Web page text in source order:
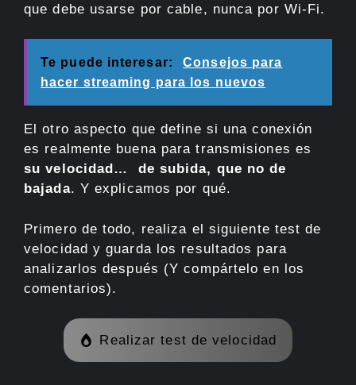
que debe usarse por cable, nunca por Wi-Fi.
Te puede interesar:
Consejos para
hacer streaming para los nuevos
El otro aspecto que define si una conexión
es realmente buena para transmisiones es
su velocidad… de subida, que no de
bajada. Y explicamos por qué.
Primero de todo, realiza el siguiente test de
velocidad y guarda los resultados para
analizarlos después (Y compártelo en los
comentarios).
Realizar test de velocidad